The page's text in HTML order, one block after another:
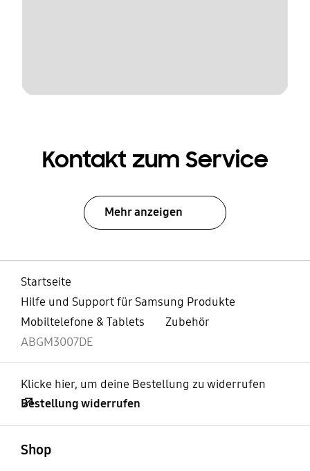
Kontakt zum Service
Mehr anzeigen
Startseite
Hilfe und Support für Samsung Produkte
Mobiltelefone & Tablets
Zubehör
ABGM3007DE
Klicke hier, um deine Bestellung zu widerrufen
Bestellung widerrufen
Shop